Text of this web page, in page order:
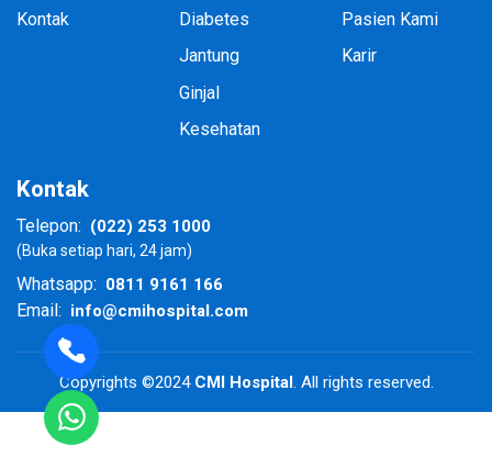
Kontak
Diabetes
Jantung
Ginjal
Kesehatan
Pasien Kami
Karir
Kontak
Telepon: (022) 253 1000
(Buka setiap hari, 24 jam)
Whatsapp: 0811 9161 166
Email: info@cmihospital.com
Copyrights ©2024CMI Hospital. All rights reserved.